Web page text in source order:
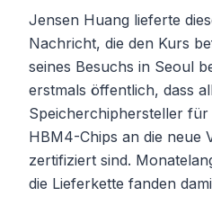
Jensen Huang lieferte
Nachricht, die den Kurs
seines Besuchs in Seoul
erstmals öffentlich, dass
Speicherchiphersteller
HBM4-Chips an die neue
zertifiziert sind.
die Lieferkette fanden